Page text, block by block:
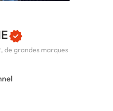
de grandes marques